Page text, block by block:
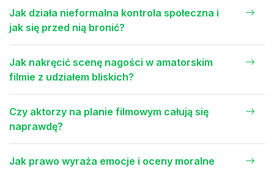
Jak działa nieformalna kontrola społeczna i
jak się przed nią bronić?
Jak nakręcić scenę nagości w amatorskim
filmie z udziałem bliskich?
Czy aktorzy na planie filmowym całują się
naprawdę?
Jak prawo wyraża emocje i oceny moralne